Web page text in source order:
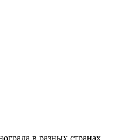
в разных странах